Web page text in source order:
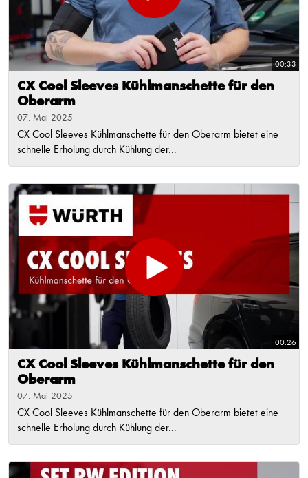
00:33
CX Cool Sleeves Kühlmanschette für den
Oberarm
07. Mai 2025
CX Cool Sleeves Kühlmanschette für den Oberarm bietet eine
schnelle Erholung durch Kühlung der...
00:26
CX Cool Sleeves Kühlmanschette für den
Oberarm
07. Mai 2025
CX Cool Sleeves Kühlmanschette für den Oberarm bietet eine
schnelle Erholung durch Kühlung der...